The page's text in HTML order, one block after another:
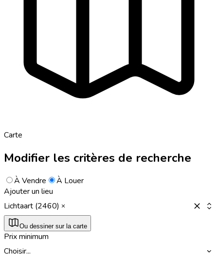
Carte
Modifier les critères de recherche
À Vendre
À Louer
Ajouter un lieu
Lichtaart (2460)
Ou dessiner sur la carte
Prix minimum
Choisir...